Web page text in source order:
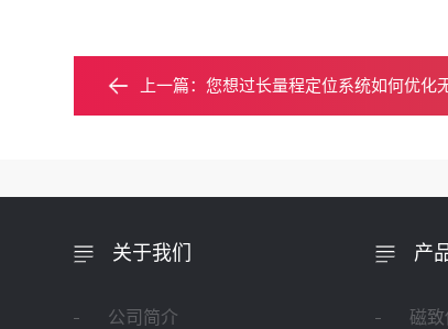
上一篇：您想过长量程定位系统如何优化
关于我们
公司简介
产
磁